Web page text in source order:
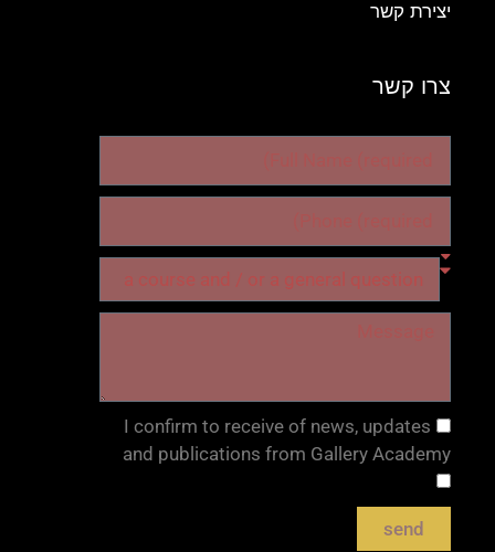
יצירת קשר
צרו קשר
I confirm to receive of news, updates
and publications from Gallery Academy
send